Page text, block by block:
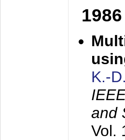
1986
K.-
and
Vol.